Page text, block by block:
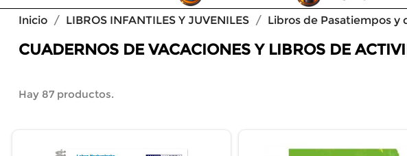
Inicio
LIBROS INFANTILES Y JUVENILES Libros de Pasatiempos y
CUADERNOS DE VACACIONES Y LIBROS DE
Hay 87 productos.